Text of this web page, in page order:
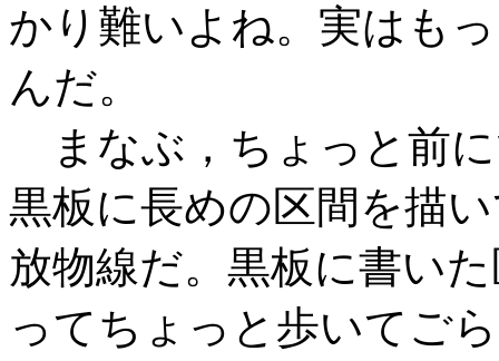
かり難いよね。実はも
んだ。
まなぶ，ちょっと前
黒板に長めの区間を描
放物線だ。黒板に書い
ってちょっと歩いてご